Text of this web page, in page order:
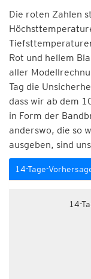
Die roten Zahlen
Rot und hellem
aller
Tag die
dass wir ab dem
in Form der
anderswo, die so
ausgeben, sind
14-Tage-
14-